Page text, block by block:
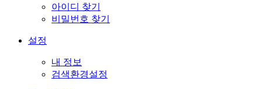
아이디 찾기
비밀번호 찾기
설정
내 정보
검색환경설정